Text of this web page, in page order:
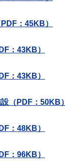
：45KB）
：43KB）
：43KB）
（PDF：50KB）
：48KB）
：96KB）